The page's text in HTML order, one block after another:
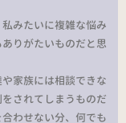
みたいに複雑な悩み
りがたいものだと思
家族には相談できな
されてしまうものだ
わせない分、何でも